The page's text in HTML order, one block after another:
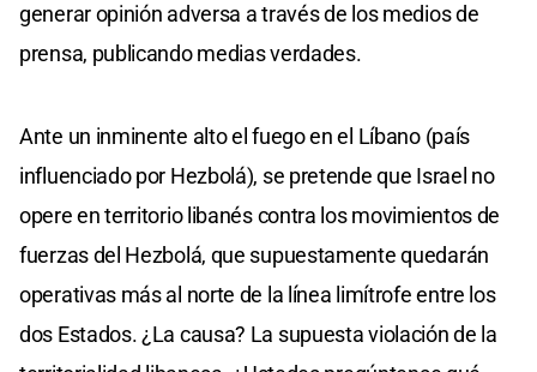
generar opinión adversa a través de los medios de
prensa, publicando medias verdades.
Ante un inminente alto el fuego en el Líbano (país
influenciado por Hezbolá), se pretende que Israel no
opere en territorio libanés contra los movimientos de
fuerzas del Hezbolá, que supuestamente quedarán
operativas más al norte de la línea limítrofe entre los
dos Estados. ¿La causa? La supuesta violación de la